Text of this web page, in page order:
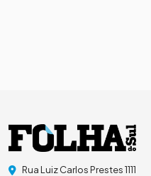
Rua Luiz Carlos Prestes 1111